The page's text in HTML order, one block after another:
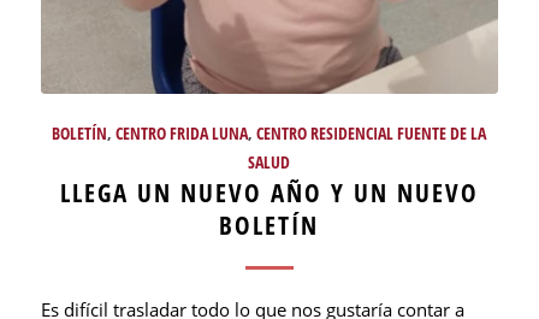
BOLETÍN,CENTRO FRIDA LUNA,CENTRO RESIDENCIAL FUENTE DE LA
SALUD
LLEGA UN NUEVO AÑO Y UN NUEVO
BOLETÍN
Es difícil trasladar todo lo que nos gustaría contar a